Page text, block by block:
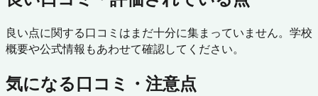
良い点に関する口コミはまだ十分に集まっていません。学校
概要や公式情報もあわせて確認してください。
気になる口コミ・注意点